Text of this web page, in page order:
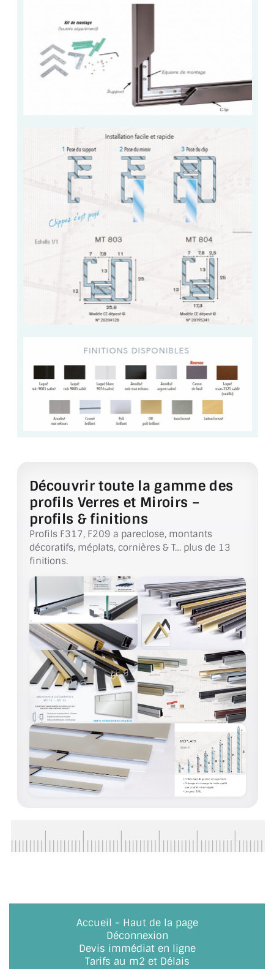
CONNECTEURS ET ASSEMBLAGE DE VERRES
PLATS ET CORNIÈRES
LES CHARNIÈRES DE PORTE EN VERRE
BOUTONS ET POIGNÉES
BARRES DE STABILISATION
JOINTS D'ÉTANCHÉITÉS
FIXATION GARDES CORPS
SYSTÈMES COULISSANTS
LE CATALOGUE ACCESSOIRES
(STROMBINOSCOPE)
EXEMPLES, RÉALISATIONS, INSPIRATIONS
NUANCIER RAL
COMMENT COUPER DU VERRE ?
COMPTE PRO
MON PANIER
PLAN DU SITE
NOUS TROUVER - BUC 78
NOUS CONTACTER
Découvrir toute la gamme des
profils Verres et Miroirs –
profils & finitions
Profils F317, F209 a pareclose, montants
décoratifs, méplats, cornières & T… plus de 13
finitions.
Accueil - Haut de la page
Déconnexion
Devis immédiat en ligne
Tarifs au m2 et Délais